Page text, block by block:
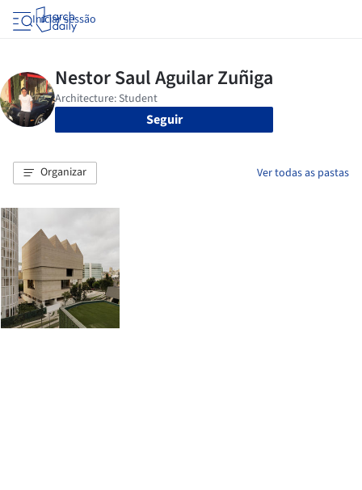
Iniciar sessão
Seguir
Organizar Ver todas as pastas